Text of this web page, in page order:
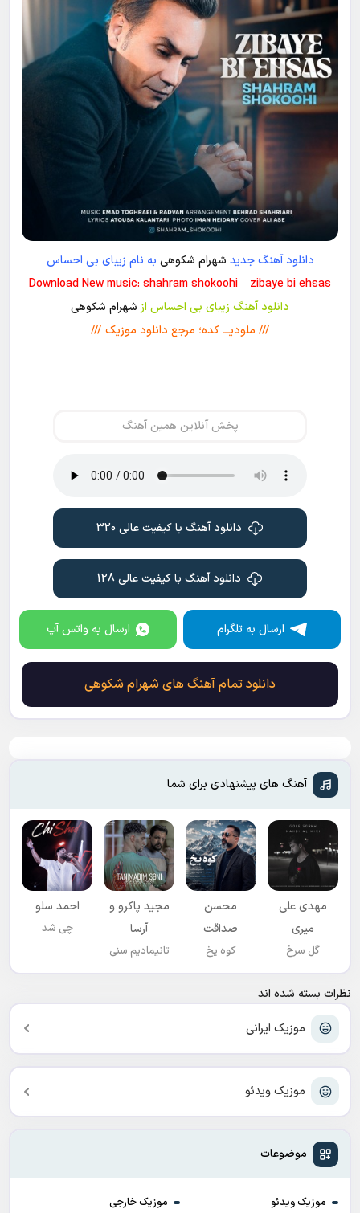
موزیک ایرانی
موزیک ویدئو
موضوعات
موزیک ویدئو موزیک خارجی
دانلود آهنگ جدید شهرام شکوهی به نام زیبای بی احساس
Download New music: shahram shokoohi – zibaye bi ehsas
دانلود آهنگ زیبای بی احساس از شهرام شکوهی
/// ملودیـــ کده؛ مرجع دانلود موزیک ///
پخش آنلاین همین آهنگ
دانلود آهنگ با کیفیت عالی 320
دانلود آهنگ با کیفیت عالی 128
ارسال به تلگرام ارسال به واتس آپ
دانلود تمام آهنگ های شهرام شکوهی
آهنگ های پیشنهادی برای شما
مهدی علی
میری
گل سرخ
محسن
صداقت
کوه یخ
مجید پاکرو و
آرسا
تانیمادیم سنی
احمد سلو
چی شد
نظرات بسته شده اند